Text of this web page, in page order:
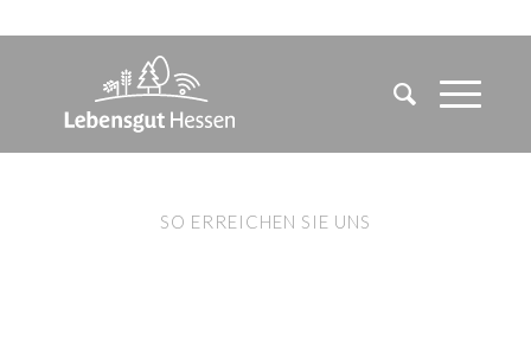
SO ERREICHEN SIE UNS